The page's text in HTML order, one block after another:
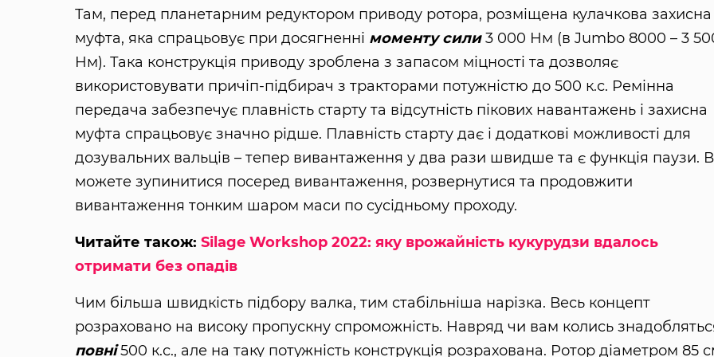
Там, перед планетарним редуктором приводу ротора, розміщена кулачкова захисна
муфта, яка спрацьовує при досягненні моменту сили3 000 Нм (в Jumbo 8000 – 3
Нм). Така конструкція приводу зроблена з запасом міцності та дозволяє
використовувати причіп-підбирач з тракторами потужністю до 500 к.с. Ремінна
передача забезпечує плавність старту та відсутність пікових навантажень і захисна
муфта спрацьовує значно рідше. Плавність старту дає і додаткові можливості для
дозувальних вальців – тепер вивантаження у два рази швидше та є функція паузи.
можете зупинитися посеред вивантаження, розвернутися та продовжити
вивантаження тонким шаром маси по сусідньому проходу.
Читайте також: Silage Workshop 2022: яку врожайність кукурудзи вдалось
отримати без опадів
Чим більша швидкість підбору валка, тим стабільніша нарізка. Весь концепт
розраховано на високу пропускну спроможність. Навряд чи вам колись
повні 500 к.с., але на таку потужність конструкція розрахована. Ротор діаметром 85